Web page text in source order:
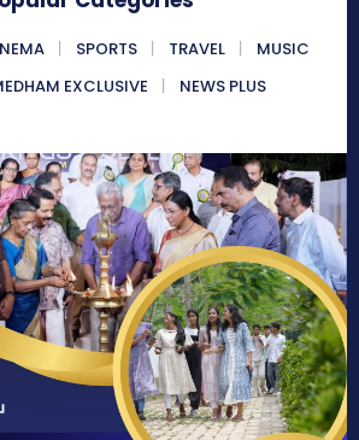
SPORTS TRAVEL
MUSIC
EXCLUSIVE
NEWS PLUS